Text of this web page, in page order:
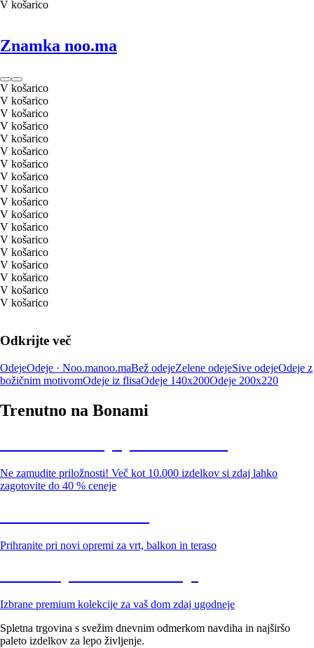
V košarico
Znamka noo.ma
V košarico
V košarico
V košarico
V košarico
V košarico
V košarico
V košarico
V košarico
V košarico
V košarico
V košarico
V košarico
V košarico
V košarico
V košarico
V košarico
V košarico
V košarico
Odkrijte več
OdejeOdeje · Noo.manoo.maBež odejeZelene odejeSive odejeOdeje z
božičnim motivomOdeje iz flisaOdeje 140x200Odeje 200x220
Trenutno na Bonami
Ne zamudite priložnosti! Več kot 10.000 izdelkov si zdaj lahko
zagotovite do 40 % ceneje
Prihranite pri novi opremi za vrt, balkon in teraso
Izbrane premium kolekcije za vaš dom zdaj ugodneje
Spletna trgovina s svežim dnevnim odmerkom navdiha in najširšo
paleto izdelkov za lepo življenje.